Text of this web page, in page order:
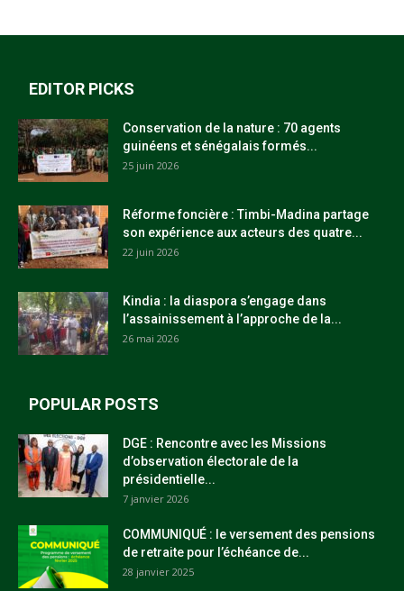
EDITOR PICKS
Conservation de la nature : 70 agents
guinéens et sénégalais formés...
25 juin 2026
Réforme foncière : Timbi-Madina partage
son expérience aux acteurs des quatre...
22 juin 2026
Kindia : la diaspora s’engage dans
l’assainissement à l’approche de la...
26 mai 2026
POPULAR POSTS
DGE : Rencontre avec les Missions
d’observation électorale de la
présidentielle...
7 janvier 2026
COMMUNIQUÉ : le versement des pensions
de retraite pour l’échéance de...
28 janvier 2025